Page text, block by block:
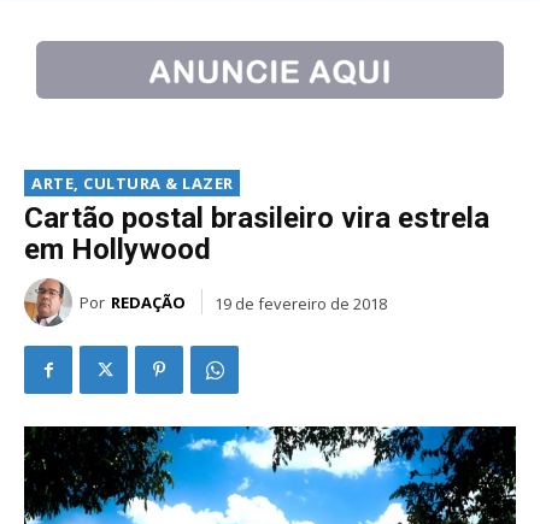
ARTE, CULTURA & LAZER
Cartão postal brasileiro vira estrela
em Hollywood
Por REDAÇÃO 19 de fevereiro de 2018